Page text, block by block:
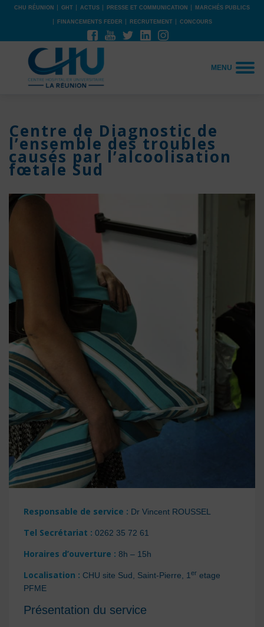
CHU RÉUNION GHT ACTUS PRESSE ET COMMUNICATION MARCHÉS PUBLICS
FINANCEMENTS FEDER RECRUTEMENT CONCOURS
MENU
Centre de Diagnostic de
l’ensemble des troubles
causés par l’alcoolisation
fœtale Sud
Responsable de service : Dr Vincent ROUSSEL
Tel Secrétariat : 0262 35 72 61
Horaires d’ouverture : 8h – 15h
Localisation : CHU site Sud, Saint-Pierre, 1 er etage
PFME
Présentation du service